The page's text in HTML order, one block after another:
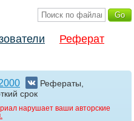
Реферат
Рефераты,
срок
нарушает ваши авторские